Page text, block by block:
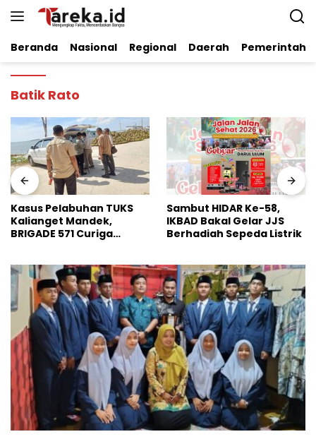
Beranda Nasional Regional Daerah
Batik Rato
Sambut HIDAR Ke-58,
IKBAD Bakal Gelar JJS
Berhadiah Sepeda Listrik
Dinilai Perkuat Stabilitas
Pangan Nasional, Badko
HMI Jatim Apresiasi